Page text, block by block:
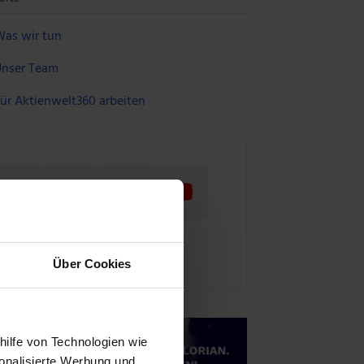
Über Cookies
von Technologien wie
Werbung und
wir tun
Team
Aktienwelt360 arbeiten